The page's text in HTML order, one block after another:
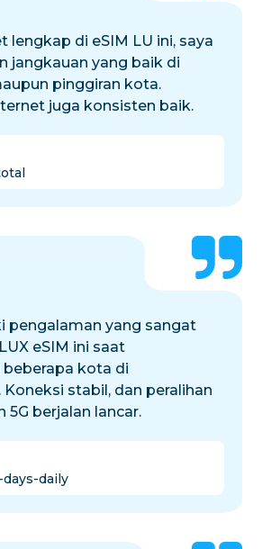
lengkap di eSIM LU ini, saya
jangkauan yang baik di
pinggiran kota.
juga konsisten baik.
pengalaman yang sangat
eSIM ini saat
kota di
stabil, dan peralihan
5G berjalan lancar.
daily